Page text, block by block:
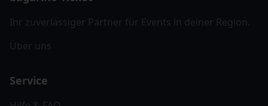
Ihr zuverlässiger Partner für Events in deiner Region.
Über uns
Service